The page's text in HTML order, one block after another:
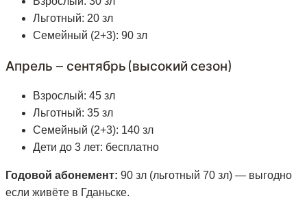
Льготный: 20 зл
Семейный (2+3): 90 зл
Апрель — сентябрь (высокий сезон)
Взрослый: 45 зл
Льготный: 35 зл
Семейный (2+3): 140 зл
Дети до 3 лет: бесплатно
Годовой абонемент: 90 зл (льготный 70 зл) — выгодно
если живёте в Гданьске.